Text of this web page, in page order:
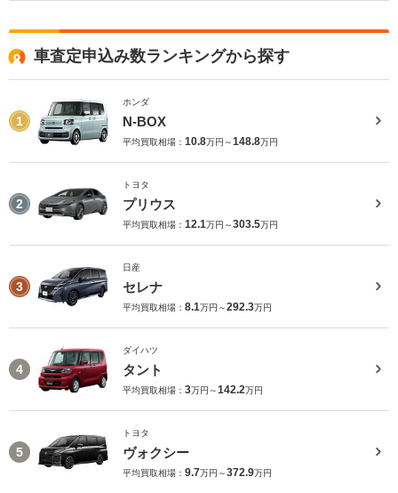
車査定申込み数ランキングから探す
1
ホンダ
N-BOX
平均買取相場： 10.8万円～148.8万円
2
トヨタ
プリウス
平均買取相場： 12.1万円～303.5万円
3
日産
セレナ
平均買取相場： 8.1万円～292.3万円
4
ダイハツ
タント
平均買取相場： 3万円～142.2万円
5
トヨタ
ヴォクシー
平均買取相場： 9.7万円～372.9万円